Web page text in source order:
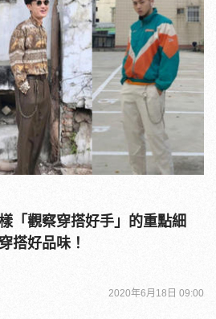
「觀察穿搭好手」的重點細
搭好品味！
2020年6月18日 09:00